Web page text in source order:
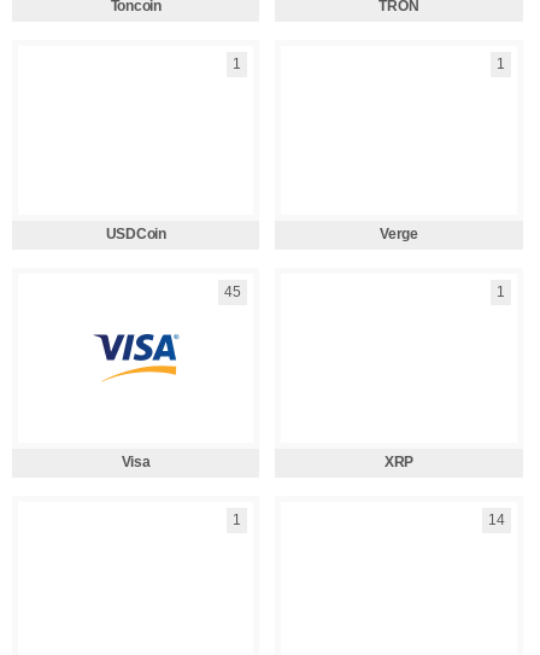
Toncoin TRON
1
USDCoin
1
Verge
45
Visa
1
XRP
1 14